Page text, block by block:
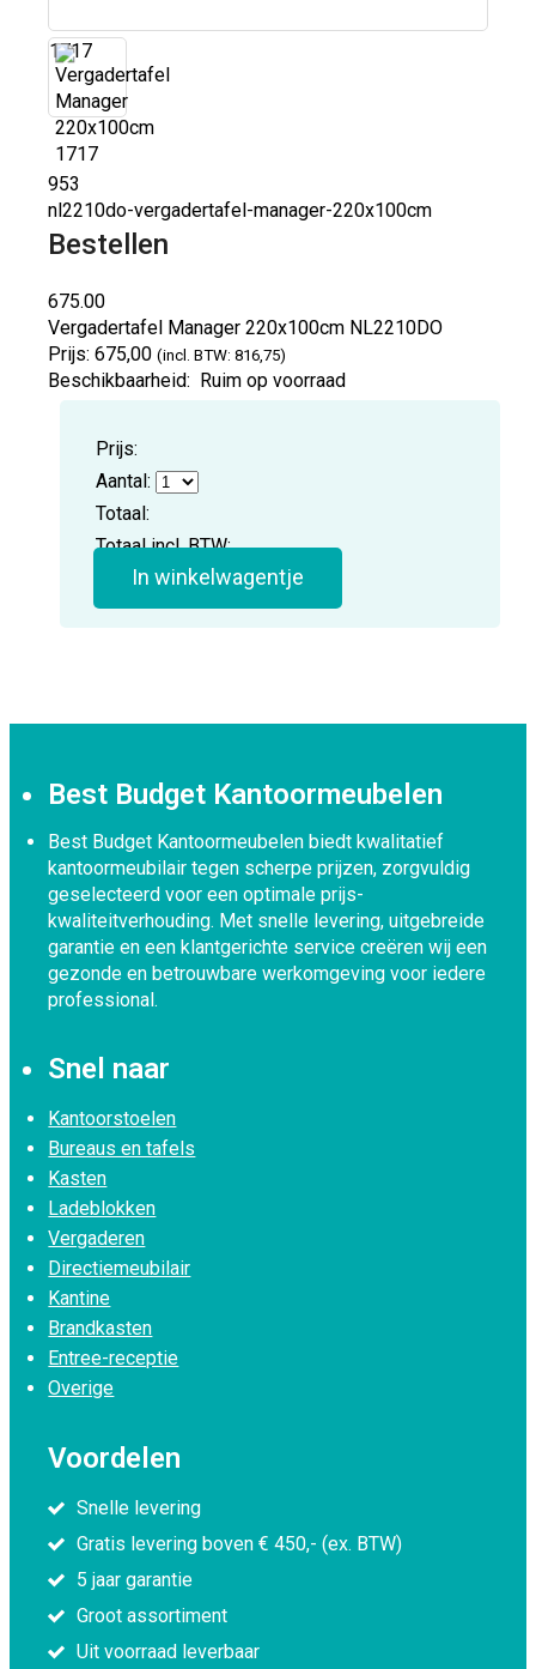
1717
953
nl2210do-vergadertafel-manager-220x100cm
Bestellen
675.00
Vergadertafel Manager 220x100cm NL2210DO
Prijs: 675,00 (incl. BTW: 816,75)
Beschikbaarheid: Ruim op voorraad
Prijs:
Aantal:
Totaal:
Totaal incl. BTW:
In winkelwagentje
Best Budget Kantoormeubelen
Best Budget Kantoormeubelen biedt kwalitatief
kantoormeubilair tegen scherpe prijzen, zorgvuldig
geselecteerd voor een optimale prijs-
kwaliteitverhouding. Met snelle levering, uitgebreide
garantie en een klantgerichte service creëren wij een
gezonde en betrouwbare werkomgeving voor iedere
professional.
Snel naar
Kantoorstoelen
Bureaus en tafels
Kasten
Ladeblokken
Vergaderen
Directiemeubilair
Kantine
Brandkasten
Entree-receptie
Overige
Voordelen
Snelle levering
Gratis levering boven € 450,- (ex. BTW)
5 jaar garantie
Groot assortiment
Uit voorraad leverbaar